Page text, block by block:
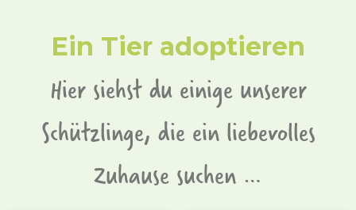
Ein Tier adoptieren
Hier siehst du einige unserer
Schützlinge, die ein liebevolles
Zuhause suchen …